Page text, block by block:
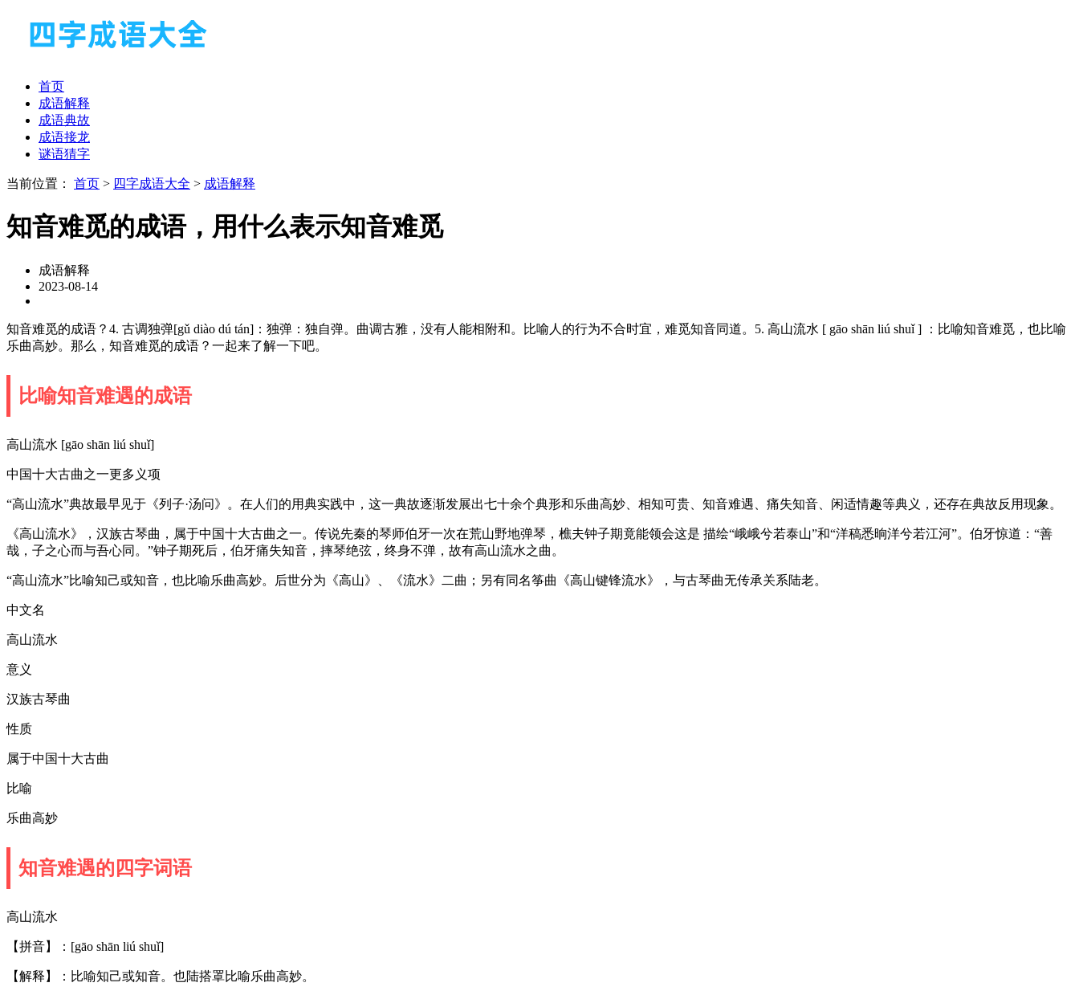
首页
成语解释
成语典故
成语接龙
谜语猜字
当前位置： 首页 > 四字成语大全 > 成语解释
知音难觅的成语，用什么表示知音难觅
成语解释
2023-08-14
知音难觅的成语？4. 古调独弹[gǔ diào dú tán]：独弹：独自弹。曲调古雅，没有人能相附和。比喻人的行为不合时宜，难觅知音同道。5. 高山流水 [ gāo shān liú shuǐ ] ：比喻知音难觅，也比喻
乐曲高妙。那么，知音难觅的成语？一起来了解一下吧。
比喻知音难遇的成语
高山流水 [gāo shān liú shuǐ]
中国十大古曲之一更多义项
“高山流水”典故最早见于《列子·汤问》。在人们的用典实践中，这一典故逐渐发展出七十余个典形和乐曲高妙、相知可贵、知音难遇、痛失知音、闲适情趣等典义，还存在典故反用现象。
《高山流水》，汉族古琴曲，属于中国十大古曲之一。传说先秦的琴师伯牙一次在荒山野地弹琴，樵夫钟子期竟能领会这是 描绘“峨峨兮若泰山”和“洋稿悉晌洋兮若江河”。伯牙惊道：“善
哉，子之心而与吾心同。”钟子期死后，伯牙痛失知音，摔琴绝弦，终身不弹，故有高山流水之曲。
“高山流水”比喻知己或知音，也比喻乐曲高妙。后世分为《高山》、《流水》二曲；另有同名筝曲《高山键锋流水》，与古琴曲无传承关系陆老。
中文名
高山流水
意义
汉族古琴曲
性质
属于中国十大古曲
比喻
乐曲高妙
知音难遇的四字词语
高山流水
【拼音】：[gāo shān liú shuǐ]
【解释】：比喻知己或知音。也陆搭罩比喻乐曲高妙。